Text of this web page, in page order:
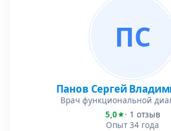
ПС
Панов Сергей
Врач функциональной
5,0
· 1 отзыв
Опыт 34 года